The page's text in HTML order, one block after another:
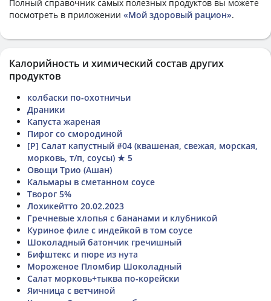
Полный справочник самых полезных продуктов вы можете
посмотреть в приложении «Мой здоровый рацион».
Калорийность и химический состав других
продуктов
колбаски по-охотничьи
Драники
Капуста жареная
Пирог со смородиной
[Р] Салат капустный #04 (квашеная, свежая, морская,
морковь, т/п, соусы) ★ 5
Овощи Трио (Ашан)
Кальмары в сметанном соусе
Творог 5%
Лохикейтто 20.02.2023
Гречневые хлопья с бананами и клубникой
Куриное филе с индейкой в том соусе
Шоколадный батончик гречишный
Бифштекс и пюре из нута
Мороженое Пломбир Шоколадный
Салат морковь+тыква по-корейски
Яичница с ветчиной